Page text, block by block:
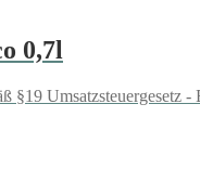
0,7l
§19 Umsatzsteuergesetz